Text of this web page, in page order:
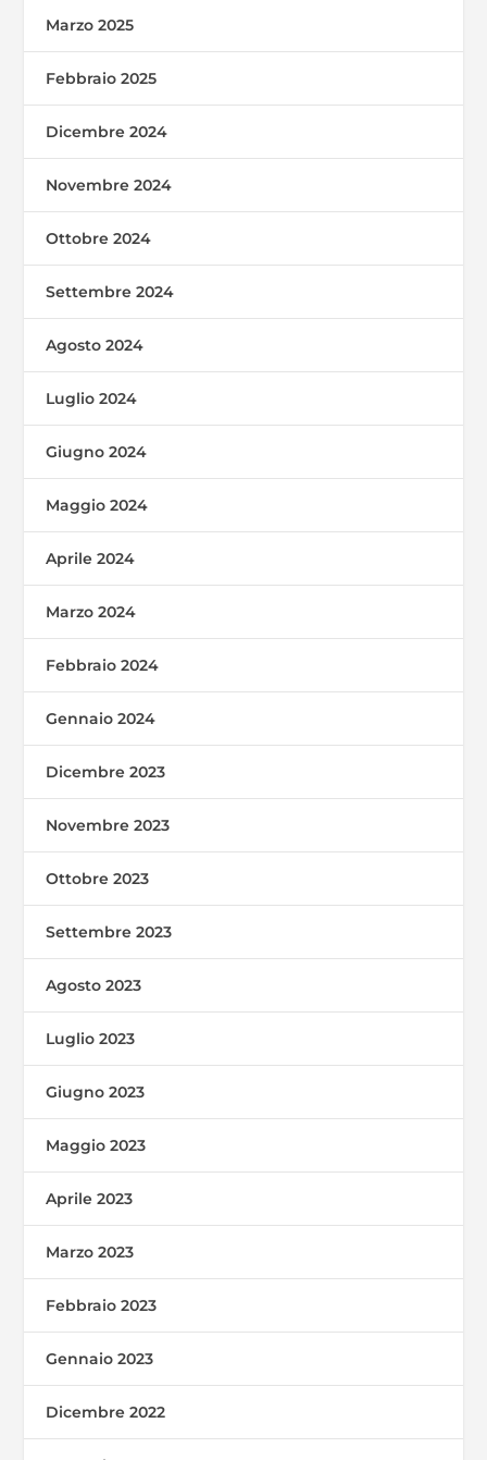
Marzo 2025
Febbraio 2025
Dicembre 2024
Novembre 2024
Ottobre 2024
Settembre 2024
Agosto 2024
Luglio 2024
Giugno 2024
Maggio 2024
Aprile 2024
Marzo 2024
Febbraio 2024
Gennaio 2024
Dicembre 2023
Novembre 2023
Ottobre 2023
Settembre 2023
Agosto 2023
Luglio 2023
Giugno 2023
Maggio 2023
Aprile 2023
Marzo 2023
Febbraio 2023
Gennaio 2023
Dicembre 2022